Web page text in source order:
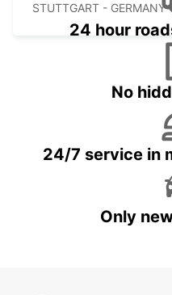
STUTTGART - GERMANY
24 hour
No
24/7 service in
Only